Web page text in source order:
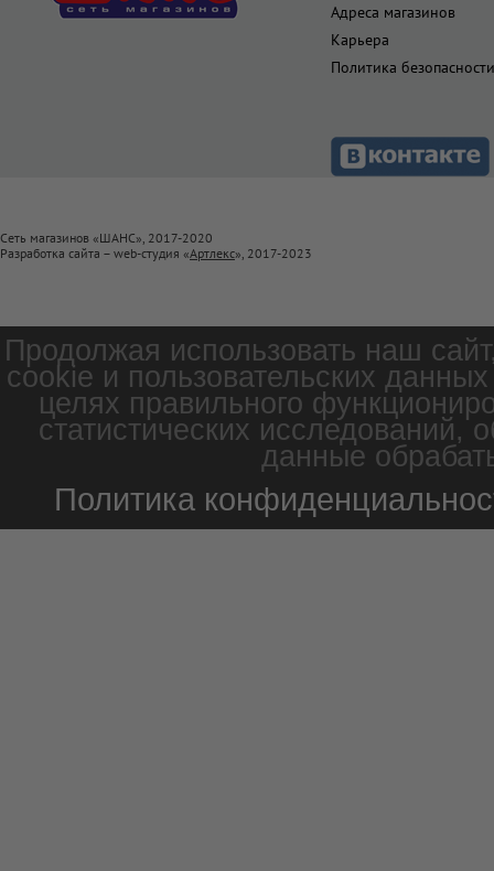
Адреса магазинов
Карьера
Политика безопасности
Сеть магазинов «ШАНС», 2017-2020
Разработка сайта – web-студия «Артлекс», 2017-2023
Продолжая использовать наш
cookie и пользовательских
целях правильного
статистических
данные
Политика